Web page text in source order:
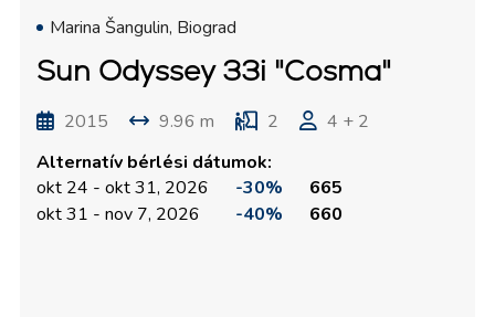
Marina Šangulin, Biograd
Sun Odyssey 33i "Cosma"
2015 9.96 m 2
4 + 2
Alternatív bérlési dátumok:
okt 24 - okt 31, 2026
-30%
665
okt 31 - nov 7, 2026
-40% 660